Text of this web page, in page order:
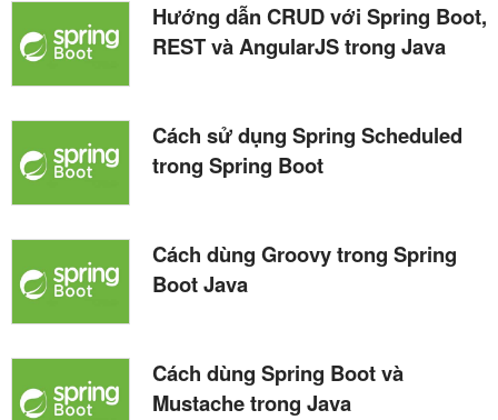
Hướng dẫn CRUD với Spring Boot,
REST và AngularJS trong Java
Cách sử dụng Spring Scheduled
trong Spring Boot
Cách dùng Groovy trong Spring
Boot Java
Cách dùng Spring Boot và
Mustache trong Java